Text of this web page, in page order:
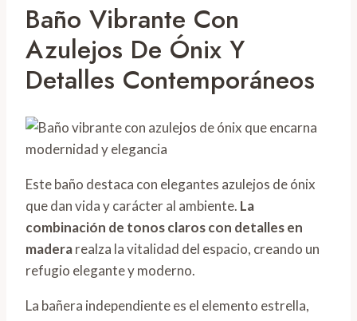
Baño Vibrante Con
Azulejos De Ónix Y
Detalles Contemporáneos
Este baño destaca con elegantes azulejos de ónix
que dan vida y carácter al ambiente. La
combinación de tonos claros con detalles en
maderarealza la vitalidad del espacio, creando un
refugio elegante y moderno.
La bañera independiente es el elemento estrella,